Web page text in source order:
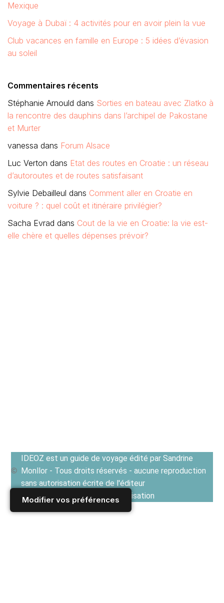
Modifier vos préférences
Mexique
Voyage à Dubaï : 4 activités pour en avoir plein la vue
Club vacances en famille en Europe : 5 idées d’évasion
au soleil
Commentaires récents
Stéphanie Arnould dans Sorties en bateau avec Zlatko à
la rencontre des dauphins dans l’archipel de Pakostane
et Murter
vanessa dans Forum Alsace
Luc Verton dans Etat des routes en Croatie : un réseau
d’autoroutes et de routes satisfaisant
Sylvie Debailleul dans Comment aller en Croatie en
voiture ? : quel coût et itinéraire privilégier?
Sacha Evrad dans Cout de la vie en Croatie: la vie est-
elle chère et quelles dépenses prévoir?
IDEOZ est un guide de voyage édité par Sandrine
Monllor - Tous droits réservés - aucune reproduction
sans autorisation écrite de l'éditeur
Voir les Conditions générales d'utilisation